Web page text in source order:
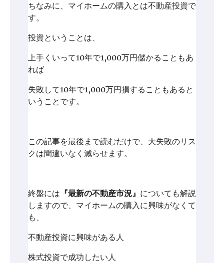
ちなみに、マイホームの購入とは不動産投資で
す。
投資ということは、
上手くいって10年で1,000万円儲かることもあ
れば
失敗して10年で1,000万円損することもあると
いうことです。
この記事を最後まで読むだけで、大失敗のリス
クは間違いなく減らせます。
終盤には 『最新の不動産市況』 についても解説
しますので、マイホームの購入に興味がなくて
も、
不動産投資に興味がある人
株式投資で成功したい人